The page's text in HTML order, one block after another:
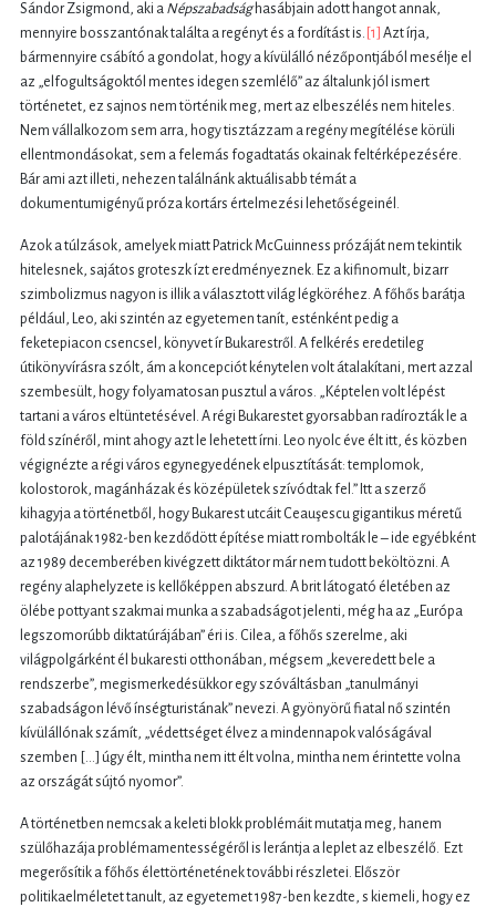
Sándor Zsigmond, aki a Népszabadsághasábjain adott hangot annak,
mennyire bosszantónak találta a regényt és a fordítást is. [1] Azt írja,
bármennyire csábító a gondolat, hogy a kívülálló nézőpontjából mesélje el
az „elfogultságoktól mentes idegen szemlélő” az általunk jól ismert
történetet, ez sajnos nem történik meg, mert az elbeszélés nem hiteles.
Nem vállalkozom sem arra, hogy tisztázzam a regény megítélése körüli
ellentmondásokat, sem a felemás fogadtatás okainak feltérképezésére.
Bár ami azt illeti, nehezen találnánk aktuálisabb témát a
dokumentumigényű próza kortárs értelmezési lehetőségeinél.
Azok a túlzások, amelyek miatt Patrick McGuinness prózáját nem tekintik
hitelesnek, sajátos groteszk ízt eredményeznek. Ez a kifinomult, bizarr
szimbolizmus nagyon is illik a választott világ légköréhez. A főhős barátja
például, Leo, aki szintén az egyetemen tanít, esténként pedig a
feketepiacon csencsel, könyvet ír Bukarestről. A felkérés eredetileg
útikönyvírásra szólt, ám a koncepciót kénytelen volt átalakítani, mert azzal
szembesült, hogy folyamatosan pusztul a város. „Képtelen volt lépést
tartani a város eltüntetésével. A régi Bukarestet gyorsabban radírozták le a
föld színéről, mint ahogy azt le lehetett írni. Leo nyolc éve élt itt, és közben
végignézte a régi város egynegyedének elpusztítását: templomok,
kolostorok, magánházak és középületek szívódtak fel.” Itt a szerző
kihagyja a történetből, hogy Bukarest utcáit Ceauşescu gigantikus méretű
palotájának 1982-ben kezdődött építése miatt rombolták le – ide egyébként
az 1989 decemberében kivégzett diktátor már nem tudott beköltözni. A
regény alaphelyzete is kellőképpen abszurd. A brit látogató életében az
ölébe pottyant szakmai munka a szabadságot jelenti, még ha az „Európa
legszomorúbb diktatúrájában” éri is. Cilea, a főhős szerelme, aki
világpolgárként él bukaresti otthonában, mégsem „keveredett bele a
rendszerbe”, megismerkedésükkor egy szóváltásban „tanulmányi
szabadságon lévő ínségturistának” nevezi. A gyönyörű fiatal nő szintén
kívülállónak számít, „védettséget élvez a mindennapok valóságával
szemben [...] úgy élt, mintha nem itt élt volna, mintha nem érintette volna
az országát sújtó nyomor”.
A történetben nemcsak a keleti blokk problémáit mutatja meg, hanem
szülőhazája problémamentességéről is lerántja a leplet az elbeszélő. Ezt
megerősítik a főhős élettörténetének további részletei. Először
politikaelméletet tanult, az egyetemet 1987-ben kezdte, s kiemeli, hogy ez